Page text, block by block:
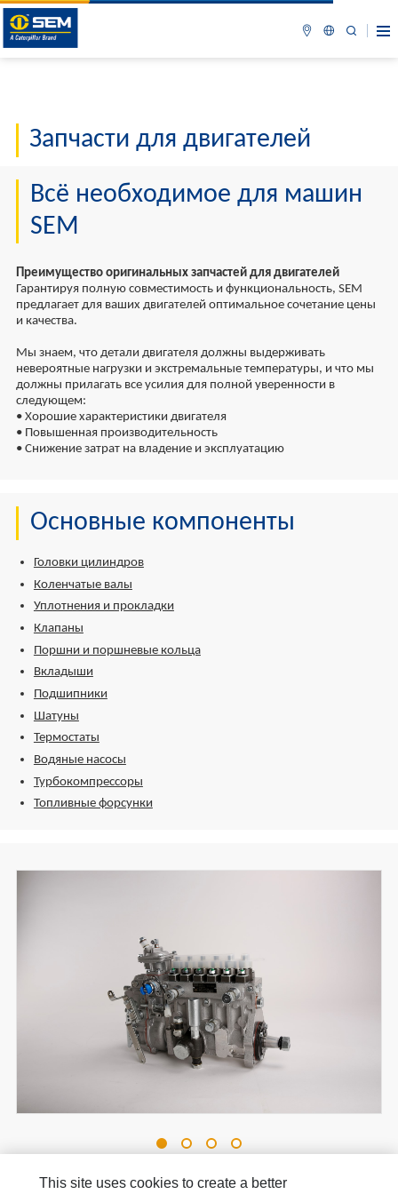
Запчасти для двигателей
Всё необходимое для машин
SEM
Преимущество оригинальных запчастей для двигателей
Гарантируя полную совместимость и функциональность, SEM
предлагает для ваших двигателей оптимальное сочетание цены
и качества.
Мы знаем, что детали двигателя должны выдерживать
невероятные нагрузки и экстремальные температуры, и что мы
должны прилагать все усилия для полной уверенности в
следующем:
• Хорошие характеристики двигателя
• Повышенная производительность
• Снижение затрат на владение и эксплуатацию
Основные компоненты
Головки цилиндров
Коленчатые валы
Уплотнения и прокладки
Клапаны
Поршни и поршневые кольца
Вкладыши
Подшипники
Шатуны
Термостаты
Водяные насосы
Турбокомпрессоры
Топливные форсунки
This site uses cookies to create a better